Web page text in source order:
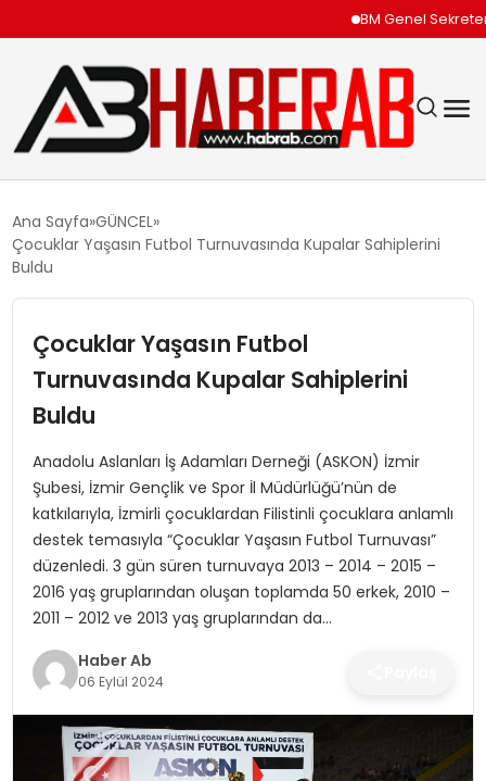
BM Genel Sekreteri
EKONOMI
TEKNOLOJI
SAĞLIK
MAGAZIN
YAŞAM
Ana Sayfa GÜNCEL
Çocuklar Yaşasın Futbol Turnuvasında Kupalar Sahiplerini
Buldu
Çocuklar Yaşasın Futbol
Turnuvasında Kupalar Sahiplerini
Buldu
Anadolu Aslanları İş Adamları Derneği (ASKON) İzmir
Şubesi, İzmir Gençlik ve Spor İl Müdürlüğü’nün de
katkılarıyla, İzmirli çocuklardan Filistinli çocuklara anlamlı
destek temasıyla “Çocuklar Yaşasın Futbol Turnuvası”
düzenledi. 3 gün süren turnuvaya 2013 – 2014 – 2015 –
2016 yaş gruplarından oluşan toplamda 50 erkek, 2010 –
2011 – 2012 ve 2013 yaş gruplarından da…
Haber Ab
06 Eylül 2024